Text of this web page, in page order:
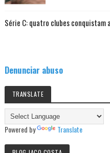
Série C: quatro clubes conquistam
Denunciar abuso
TRANSLATE
Powered by Translate